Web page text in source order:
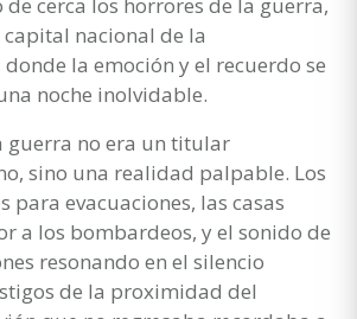
nacional de la
la emoción y el recuerdo se
noche inolvidable.
guerra no era un titular
sino una realidad palpable. Los
para evacuaciones, las casas
a los bombardeos, y el sonido de
resonando en el silencio
de la proximidad del